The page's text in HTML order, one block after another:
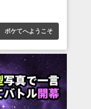
ボケてへようこそ